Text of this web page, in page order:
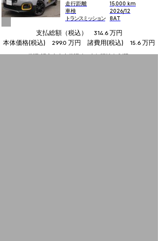
走行距離
15,000 km
車検
2026/12
トランスミッション
8AT
支払総額（税込） 314.6万円
本体価格(税込)
299.0 万円 諸費用(税込) 15.6 万円
保証 認定中古車保証1年 (走行距離:無制限)